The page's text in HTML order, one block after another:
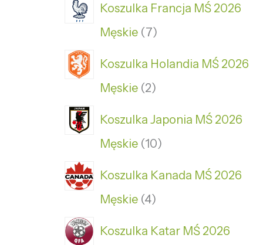
Koszulka Francja MŚ 2026
Męskie 7
Koszulka Holandia MŚ 2026
Męskie 2
Koszulka Japonia MŚ 2026
Męskie 10
Koszulka Kanada MŚ 2026
Męskie 4
Koszulka Katar MŚ 2026